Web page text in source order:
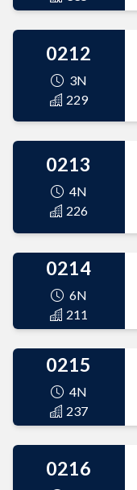
0212
3N
229
0213
4N
226
0214
6N
211
0215
4N
237
0216